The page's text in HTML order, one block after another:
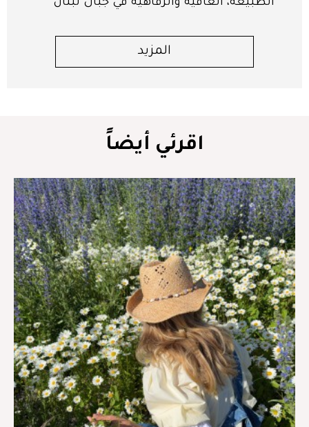
الطبيعة، العافية والرفاهية في جبال لبنان
المزيد
اقرئي أيضاً